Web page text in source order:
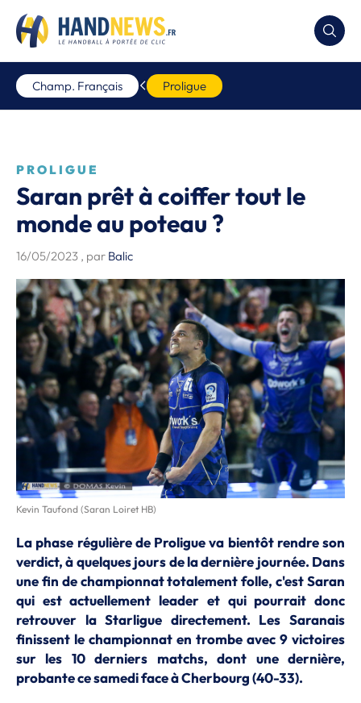
Champ. Français Proligue
PROLIGUE
Saran prêt à coiffer tout le
monde au poteau ?
16/05/2023 , par Balic
Kevin Taufond (Saran Loiret HB)
La phase régulière de Proligue va bientôt rendre son
verdict, à quelques jours de la dernière journée. Dans
une fin de championnat totalement folle, c'est Saran
qui est actuellement leader et qui pourrait donc
retrouver la Starligue directement. Les Saranais
finissent le championnat en trombe avec 9 victoires
sur les 10 derniers matchs, dont une dernière,
probante ce samedi face à Cherbourg (40-33).